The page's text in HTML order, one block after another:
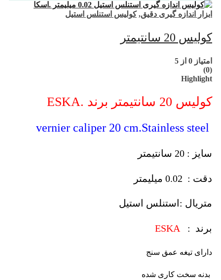
ابزار اندازه گیری دقیق,کولیس استنلس استیل
کولیس 20 سانتیمتر
امتیاز 0 از 5
(0)
Highlight
کولیس 20 سانتیمتر برند .ESKA
سایز : 20 سانتیمتر
دقت : 0.02 میلیمتر
متریال :استنلس استیل
برند :
دارای تیغه عمق سنج
بدنه سخت کاری شده